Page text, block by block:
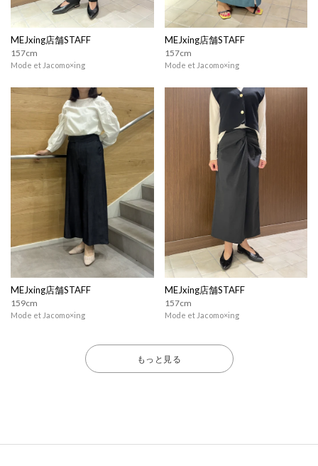
MEJxing店舗STAFF
157cm
Mode et Jacomo×ing
MEJxing店舗STAFF
157cm
Mode et Jacomo×ing
MEJxing店舗STAFF
159cm
Mode et Jacomo×ing
MEJxing店舗STAFF
157cm
Mode et Jacomo×ing
もっと見る